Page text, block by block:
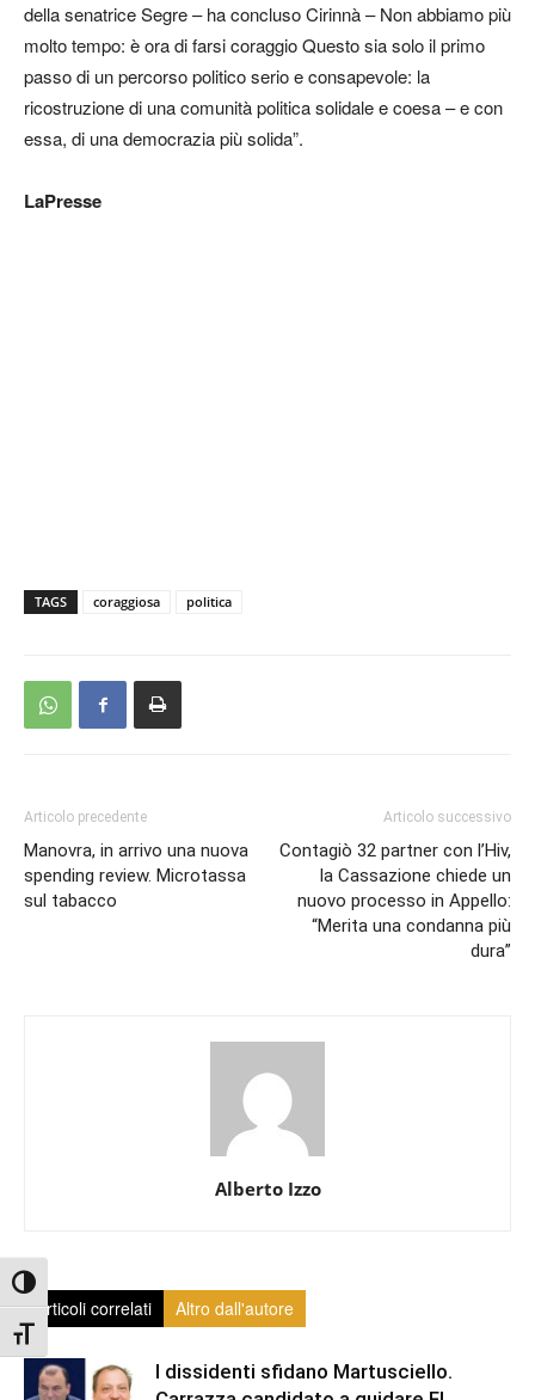
Attiva/disattiva alto contrasto
Attiva/disattiva dimensione testo
della senatrice Segre – ha concluso Cirinnà – Non abbiamo più
molto tempo: è ora di farsi coraggio Questo sia solo il primo
passo di un percorso politico serio e consapevole: la
ricostruzione di una comunità politica solidale e coesa – e con
essa, di una democrazia più solida”.
LaPresse
TAGS coraggiosa politica
Articolo precedente
Manovra, in arrivo una nuova
spending review. Microtassa
sul tabacco
Articolo successivo
Contagiò 32 partner con l’Hiv,
la Cassazione chiede un
nuovo processo in Appello:
“Merita una condanna più
dura”
Alberto Izzo
Articoli correlati Altro dall'autore
I dissidenti sfidano Martusciello.